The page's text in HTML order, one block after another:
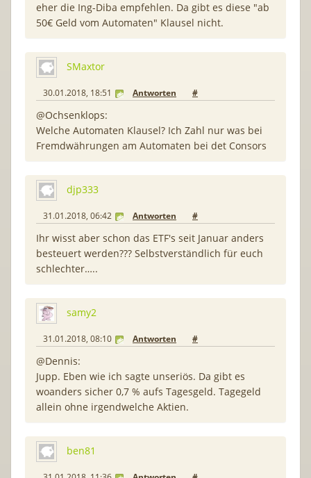
eher die Ing-Diba empfehlen. Da gibt es diese "ab
50€ Geld vom Automaten" Klausel nicht.
SMaxtor
30.01.2018, 18:51 Antworten #
@Ochsenklops:
Welche Automaten Klausel? Ich Zahl nur was bei
Fremdwährungen am Automaten bei det Consors
djp333
31.01.2018, 06:42 Antworten #
Ihr wisst aber schon das ETF's seit Januar anders
besteuert werden??? Selbstverständlich für euch
schlechter…..
samy2
31.01.2018, 08:10 Antworten #
@Dennis:
Jupp. Eben wie ich sagte unseriös. Da gibt es
woanders sicher 0,7 % aufs Tagesgeld. Tagegeld
allein ohne irgendwelche Aktien.
ben81